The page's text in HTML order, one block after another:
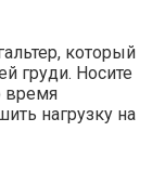
который
груди. Носите
время
нагрузку на